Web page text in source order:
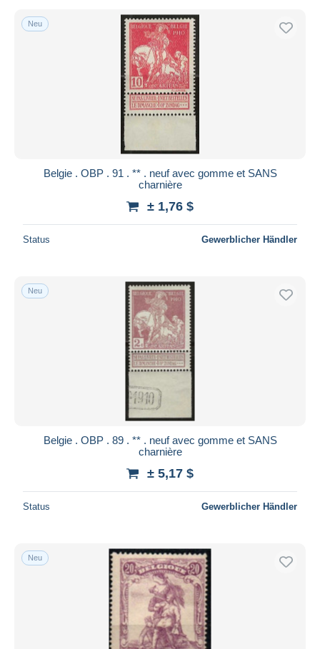
Neu
Belgie . OBP . 91 . ** . neuf avec gomme et SANS
charnière
± 1,76 $
Status Gewerblicher Händler
Neu
Belgie . OBP . 89 . ** . neuf avec gomme et SANS
charnière
± 5,17 $
Status Gewerblicher Händler
Neu